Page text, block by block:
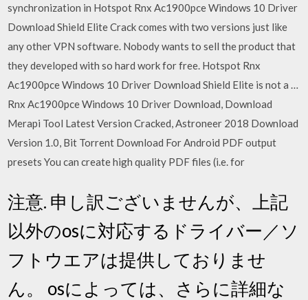
synchronization in Hotspot Rnx Ac1900pce Windows 10 Driver
Download Shield Elite Crack comes with two versions just like
any other VPN software. Nobody wants to sell the product that
they developed with so hard work for free. Hotspot Rnx
Ac1900pce Windows 10 Driver Download Shield Elite is not a …
Rnx Ac1900pce Windows 10 Driver Download, Download
Merapi Tool Latest Version Cracked, Astroneer 2018 Download
Version 1.0, Bit Torrent Download For Android PDF output
presets You can create high quality PDF files (i.e. for
注意. 申し訳ございませんが、上記
以外のosに対応するドライバー／ソ
フトウエアは提供しておりませ
ん。 osによっては、さらに詳細な